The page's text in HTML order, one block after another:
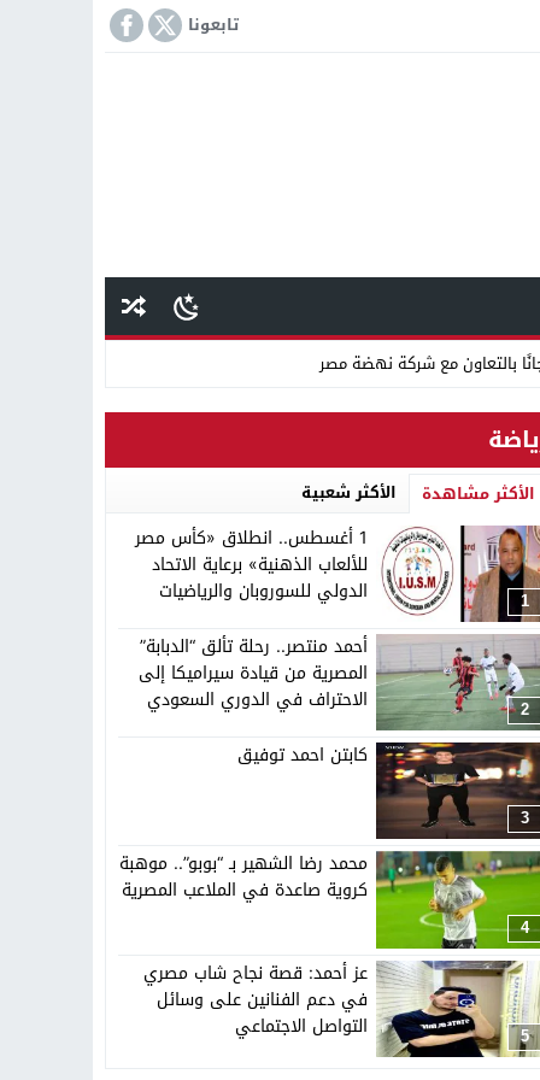
تابعونا
بالتعاون مع شركة نهضة مصر
«إمبراطور الأراضى» بمغاغة فى قضية رشوة واختلاس
سودانية
15:51 بشار سعود.. “78 ساعة غيرت كل شيء”
الأكثر مشاهدة الأكثر شعبية
1
1 أغسطس.. انطلاق «كأس مصر
للألعاب الذهنية» برعاية الاتحاد
الدولي للسوروبان والرياضيات
2
أحمد منتصر.. رحلة تألق “الدبابة”
المصرية من قيادة سيراميكا إلى
الاحتراف في الدوري السعودي
3
كابتن احمد توفيق
4
محمد رضا الشهير بـ “بوبو”.. موهبة
كروية صاعدة في الملاعب المصرية
5
عز أحمد: قصة نجاح شاب مصري
في دعم الفنانين على وسائل
التواصل الاجتماعي